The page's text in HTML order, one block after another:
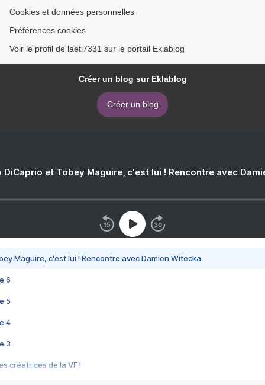
Cookies et données personnelles
Préférences cookies
Voir le profil de laeti7331 sur le portail Eklablog
Créer un blog sur Eklablog
Créer un blog
DiCaprio et Tobey Maguire, c'est lui ! Rencontre avec
Maguire, c'est lui ! Rencontre avec Damien Witecka
6
5
4
3
créatrices de la VF !